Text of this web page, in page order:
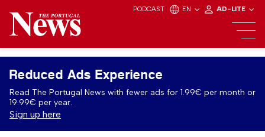
PODCAST EN AD-LITE
Reduced Ads Experience
Read The Portugal News with fewer ads for 1.99€ per month or
19.99€ per year.
Sign up here